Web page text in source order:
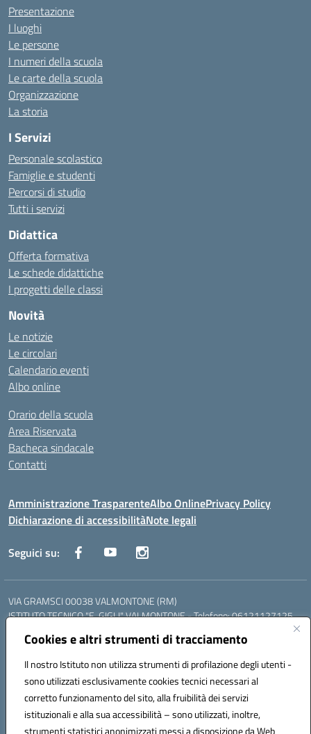
Cookies e altri strumenti di tracciamento
Il nostro Istituto non utilizza strumenti di profilazione degli utenti -
sono utilizzati esclusivamente cookies tecnici necessari al
corretto funzionamento del sito, alla fruibilità dei servizi
istituzionali e alla sua accessibilità – sono utilizzati, inoltre,
strumenti statistici anonimizzati messi a disposizione da Web
Presentazione
I luoghi
Le persone
I numeri della scuola
Le carte della scuola
Organizzazione
La storia
I Servizi
Personale scolastico
Famiglie e studenti
Percorsi di studio
Tutti i servizi
Didattica
Offerta formativa
Le schede didattiche
I progetti delle classi
Novità
Le notizie
Le circolari
Calendario eventi
Albo online
Orario della scuola
Area Riservata
Bacheca sindacale
Contatti
Amministrazione TrasparenteAlbo OnlinePrivacy Policy
Dichiarazione di accessibilitàNote legali
Seguici su:
VIA GRAMSCI 00038 VALMONTONE (RM)
ISTITUTO TECNICO "E. GIGLI" VALMONTONE - Telefono: 06121127125
06121126825
LICEO DELLE SCIENZE UMANE "P.L. NERVI" SEGNI - Telefono:
Mail: RMIS099002@istruzione.it - PEC: RMIS099002@pec.istruzione.it
Codice meccanografico: RMIS099002
Codice fiscale: 95036960581